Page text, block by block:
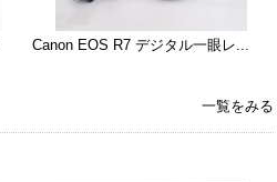
Canon EOS R7 デジタル一眼レ...
一覧をみる